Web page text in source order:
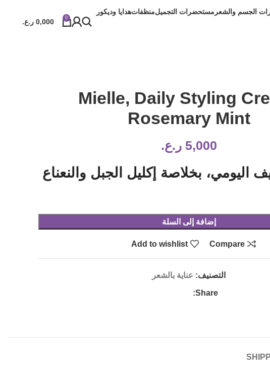
الجسم والشعر مستحضرات التجميلمنظفاتهدايا وديكور
0
0,000 ر.ع.
Mielle, Daily Styling
Rosemary Mint
5,000 ر.ع.
اليومي، بخلاصة إكليل الجبل والنعناع
إضافة إلى السلة
Compare
Add to wishlist
التصنيف: عناية بالشعر
Share: